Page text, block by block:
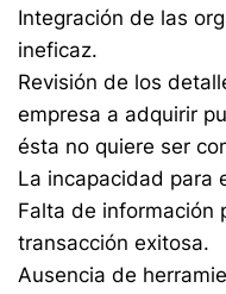
Integración de las
ineficaz.
Revisión de los
empresa a adquirir
ésta no quiere ser
La incapacidad para
Falta de información
transacción exitosa.
Ausencia de